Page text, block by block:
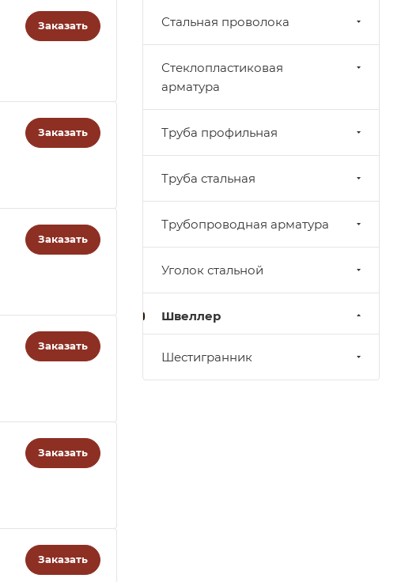
Заказать
Заказать
Заказать
Заказать
Заказать
Заказать
Стальная проволока
Стеклопластиковая
арматура
Труба профильная
Труба стальная
Трубопроводная арматура
Уголок стальной
Швеллер
Шестигранник